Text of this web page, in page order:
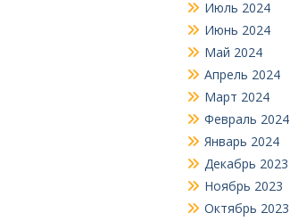
Июль 2024
Июнь 2024
Май 2024
Апрель 2024
Март 2024
Февраль 2024
Январь 2024
Декабрь 2023
Ноябрь 2023
Октябрь 2023